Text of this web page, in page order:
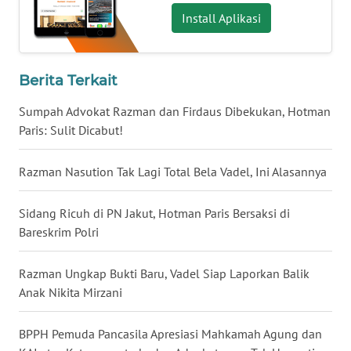
Install Aplikasi
Berita Terkait
Sumpah Advokat Razman dan Firdaus Dibekukan, Hotman
Paris: Sulit Dicabut!
Razman Nasution Tak Lagi Total Bela Vadel, Ini Alasannya
Sidang Ricuh di PN Jakut, Hotman Paris Bersaksi di
Bareskrim Polri
Razman Ungkap Bukti Baru, Vadel Siap Laporkan Balik
Anak Nikita Mirzani
BPPH Pemuda Pancasila Apresiasi Mahkamah Agung dan
WN
BABEL
SUMBAR
SUMSEL
WN
BENGKULU
WN
LAMPUNG
WN
JATENG